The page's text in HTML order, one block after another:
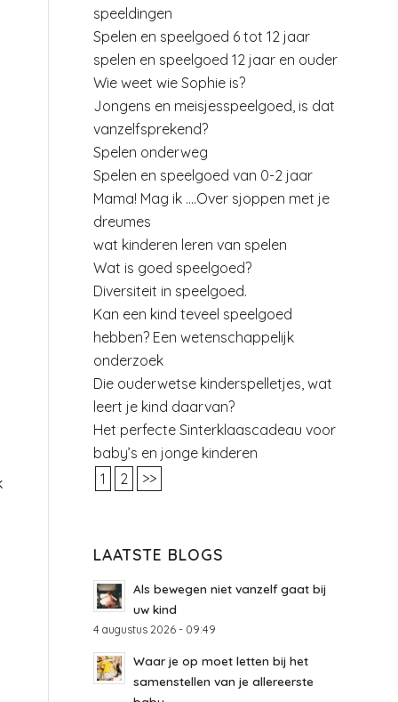
speeldingen
Spelen en speelgoed 6 tot 12 jaar
spelen en speelgoed 12 jaar en ouder
Wie weet wie Sophie is?
Jongens en meisjesspeelgoed, is dat
vanzelfsprekend?
Spelen onderweg
Spelen en speelgoed van 0-2 jaar
Mama! Mag ik ….Over sjoppen met je
dreumes
wat kinderen leren van spelen
Wat is goed speelgoed?
Diversiteit in speelgoed.
Kan een kind teveel speelgoed
hebben? Een wetenschappelijk
onderzoek
Die ouderwetse kinderspelletjes, wat
leert je kind daarvan?
Het perfecte Sinterklaascadeau voor
baby’s en jonge kinderen
1
2 >>
LAATSTE BLOGS
Als bewegen niet vanzelf gaat bij
uw kind
4 augustus 2026 - 09:49
Waar je op moet letten bij het
samenstellen van je allereerste